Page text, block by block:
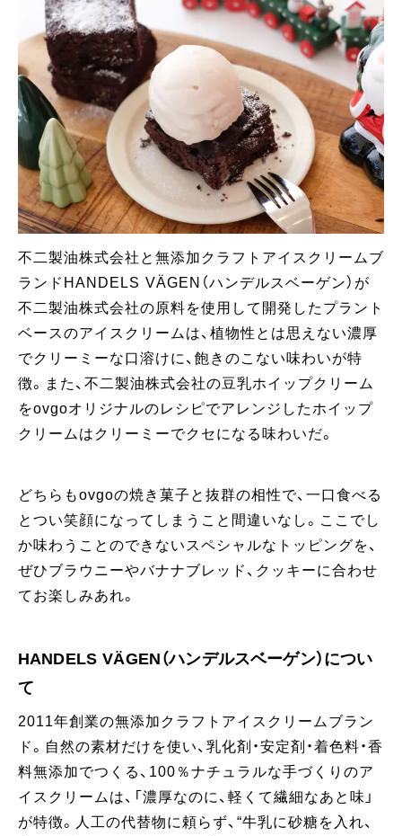
不二製油株式会社と無添加クラフトアイスクリームブ
ランドHANDELS VÄGEN（ハンデルスベーゲン）が
不二製油株式会社の原料を使用して開発したプラント
ベースのアイスクリームは、植物性とは思えない濃厚
でクリーミーな口溶けに、飽きのこない味わいが特
徴。また、不二製油株式会社の豆乳ホイップクリーム
をovgoオリジナルのレシピでアレンジしたホイップ
クリームはクリーミーでクセになる味わいだ。
どちらもovgoの焼き菓子と抜群の相性で、一口食べる
とつい笑顔になってしまうこと間違いなし。ここでし
か味わうことのできないスペシャルなトッピングを、
ぜひブラウニーやバナナブレッド、クッキーに合わせ
てお楽しみあれ。
HANDELS VÄGEN（ハンデルスベーゲン）につい
て
2011年創業の無添加クラフトアイスクリームブラン
ド。自然の素材だけを使い、乳化剤・安定剤・着色料・香
料無添加でつくる、100％ナチュラルな手づくりのア
イスクリームは、「濃厚なのに、軽くて繊細なあと味」
が特徴。人工の代替物に頼らず、“牛乳に砂糖を入れ、